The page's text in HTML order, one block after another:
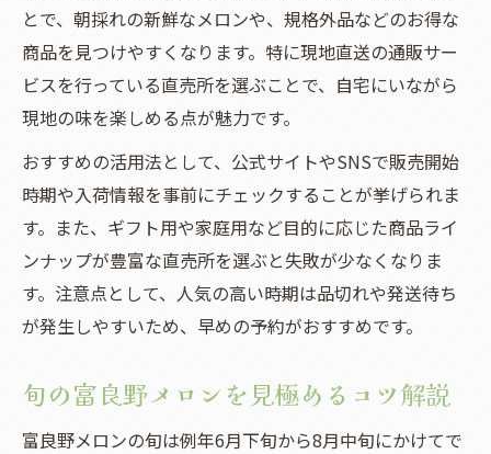
とで、朝採れの新鮮なメロンや、規格外品などのお得な
商品を見つけやすくなります。特に現地直送の通販サー
ビスを行っている直売所を選ぶことで、自宅にいながら
現地の味を楽しめる点が魅力です。
おすすめの活用法として、公式サイトやSNSで販売開始
時期や入荷情報を事前にチェックすることが挙げられま
す。また、ギフト用や家庭用など目的に応じた商品ライ
ンナップが豊富な直売所を選ぶと失敗が少なくなりま
す。注意点として、人気の高い時期は品切れや発送待ち
が発生しやすいため、早めの予約がおすすめです。
旬の富良野メロンを見極めるコツ解説
富良野メロンの旬は例年6月下旬から8月中旬にかけてで